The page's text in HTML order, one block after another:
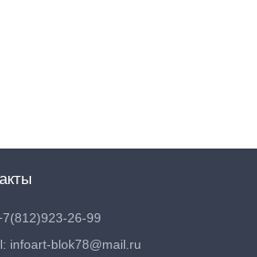
26-99
infoart-blok78@mail.ru